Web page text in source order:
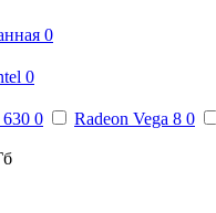
0
0
0 Radeon Vega 8 0